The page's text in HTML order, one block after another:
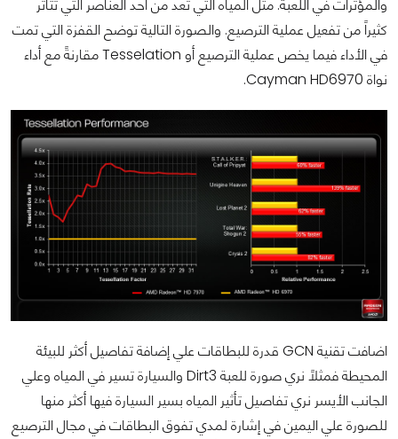
والمؤثرات في اللعبة. مثل المياه التي تعد من أحد العناصر التي تتأثر
كثيراً من تفعيل عملية الترصيع. والصورة التالية توضح القفزة التي تمت
في الأداء فيما يخص عملية الترصيع أو Tesselation مقارنةً مع أداء
نواة Cayman HD6970.
اضافت تقنية GCN قدرة للبطاقات علي إضافة تفاصيل أكثر للبيئة
المحيطة فمثلاً نري صورة للعبة Dirt3 والسيارة تسير في المياه وعلي
الجانب الأيسر نري تفاصيل تأثير المياه بسير السيارة فيها أكثر منها
للصورة علي اليمين في إشارة لمدي تفوق البطاقات في مجال الترصيع